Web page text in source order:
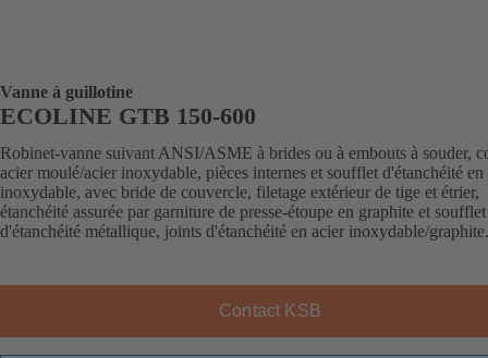
Vanne à guillotine
ECOLINE GTB 150-600
Robinet-vanne suivant ANSI/ASME à brides ou à embouts à souder,
acier moulé/acier inoxydable, pièces internes et soufflet d'étanchéité en
inoxydable, avec bride de couvercle, filetage extérieur de tige et étrier,
étanchéité assurée par garniture de presse-étoupe en graphite et soufflet
d'étanchéité métallique, joints d'étanchéité en acier inoxydable/graphite.
Contact KSB